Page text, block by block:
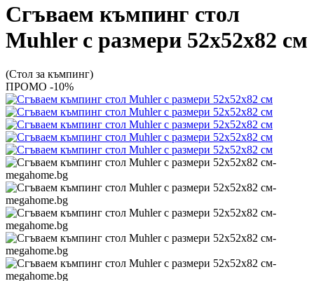
Сгъваем къмпинг стол
Muhler с размери 52x52x82 см
(Стол за къмпинг)
ПРОМО -10%